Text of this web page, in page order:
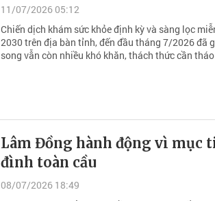
11/07/2026 05:12
Chiến dịch khám sức khỏe định kỳ và sàng lọc
2030 trên địa bàn tỉnh, đến đầu tháng 7/2026 đã
song vẫn còn nhiều khó khăn, thách thức cần
Lâm Đồng hành động vì mục
đình toàn cầu
08/07/2026 18:49